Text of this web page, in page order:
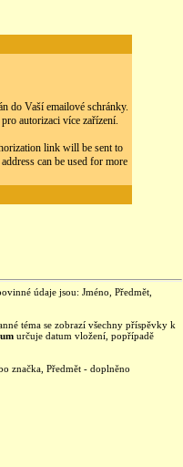
do Vaší emailové schránky.
autorizaci více zařízení.
link will be sent to
can be used for more
údaje jsou: Jméno, Předmět,
téma se zobrazí všechny příspěvky k
určuje datum vložení, popřípadě
značka, Předmět - doplněno